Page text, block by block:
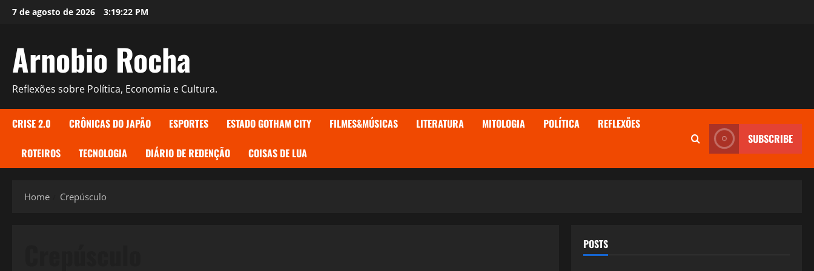
Skip7 de agosto de 2026 3:19:23 PM
Arnobio Rocha
Reflexões sobre Política, Economia e Cultura.
CRISE 2.0 CRÔNICAS DO JAPÃO ESPORTES ESTADO GOTHAM CITY FILMES&MÚSICAS LITERATURA MITOLOGIA POLÍTICA REFLEXÕES
ROTEIROS TECNOLOGIA DIÁRIO DE REDENÇÃO COISAS DE LUA
SUBSCRIBE
Home Crepúsculo
POSTS